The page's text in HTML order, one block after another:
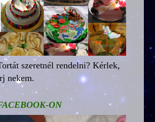
szeretnél rendelni? Kérlek,
nekem.
ON